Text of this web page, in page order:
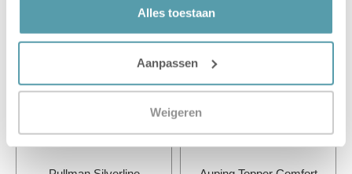
Alles toestaan
Aanpassen
Weigeren